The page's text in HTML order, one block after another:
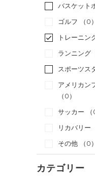
バスケット
ゴルフ
（0）
トレーニン
ランニング
スポーツス
アメリカン
（0）
サッカー
リカバリー
その他
（0）
カテゴリー